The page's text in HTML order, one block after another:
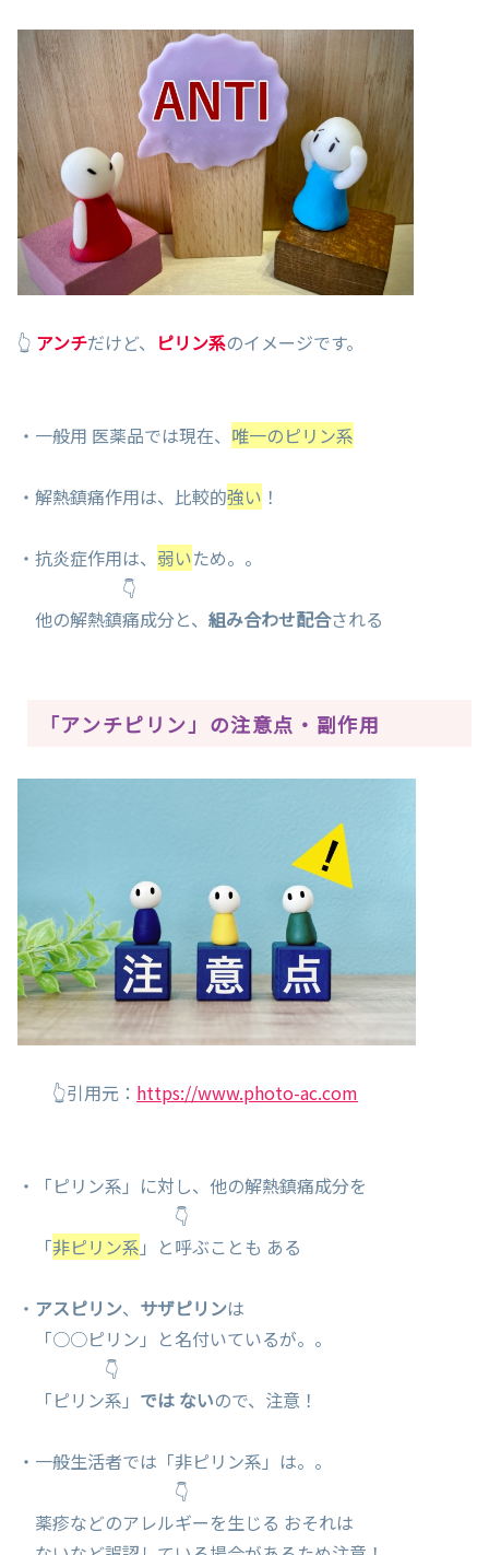
👆 アンチだけど、 ピリン系のイメージです。
・一般用 医薬品では現在、 唯一のピリン系
・解熱鎮痛作用は、比較的強い ！
・抗炎症作用は、 弱いため。。
👇
他の解熱鎮痛成分と、 組み合わせ配合される
「アンチピリン」の注意点・副作用
👆引用元： https://www.photo-ac.com
・「ピリン系」に対し、他の解熱鎮痛成分を
👇
「非ピリン系 」と呼ぶことも ある
・ アスピリン、 サザピリンは
「○○ピリン」と名付いているが。。
👇
「ピリン系」 では ないので、注意！
・一般生活者では「非ピリン系」は。。
👇
薬疹などのアレルギーを生じる おそれは